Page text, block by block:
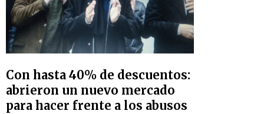
Con hasta 40% de descuentos:
abrieron un nuevo mercado
para hacer frente a los abusos